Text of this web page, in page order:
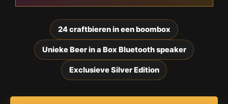
24 craftbieren in een boombox
Unieke Beer in a Box Bluetooth speaker
Exclusieve Silver Edition